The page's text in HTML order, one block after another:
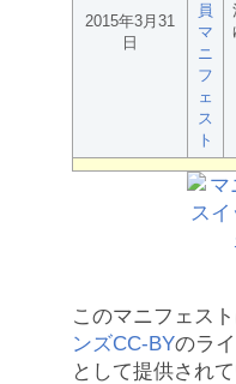
2015年3月31
日
員
マ
ニ
フ
ェ
ス
ト
このマニフェスト
ンズCC-BYのラ
として提供されて